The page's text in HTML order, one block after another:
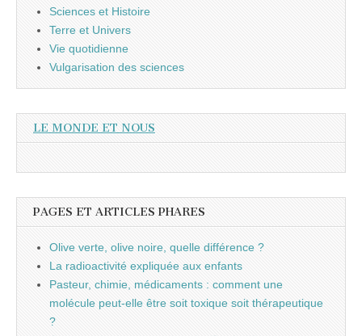
Sciences et Histoire
Terre et Univers
Vie quotidienne
Vulgarisation des sciences
LE MONDE ET NOUS
PAGES ET ARTICLES PHARES
Olive verte, olive noire, quelle différence ?
La radioactivité expliquée aux enfants
Pasteur, chimie, médicaments : comment une
molécule peut-elle être soit toxique soit thérapeutique
?